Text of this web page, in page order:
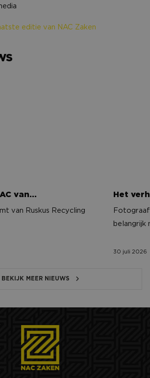
editie van NAC Zaken
van…
van Ruskus Recycling
Het
belangrijk
30 juli 2026
BEKIJK MEER NIEUWS